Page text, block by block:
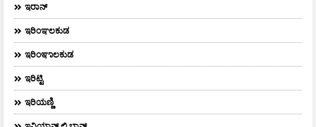
ಇರಾನ್
ಇರಿಂಞಲಕುಡ
ಇರಿಂಞಾಲಕುಡ
ಇರಿಟ್ಟಿ
ಇರಿಯಣ್ಣಿ